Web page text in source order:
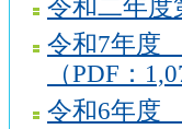
令和二年度
令和7年度
（PDF：
令和6年度